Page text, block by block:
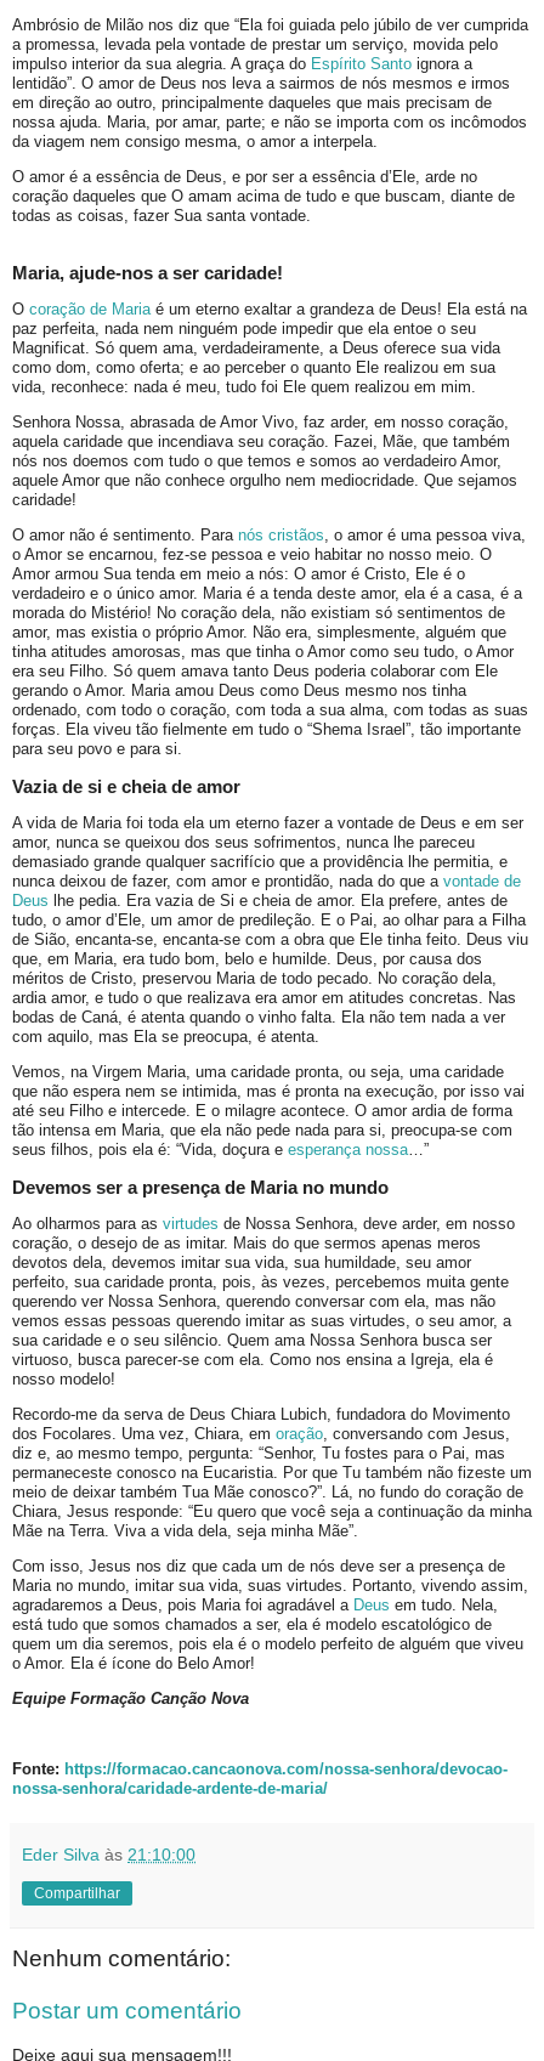
Ambrósio de Milão nos diz que “Ela foi guiada pelo júbilo de ver cumprida
a promessa, levada pela vontade de prestar um serviço, movida pelo
impulso interior da sua alegria. A graça do Espírito Santo ignora a
lentidão”. O amor de Deus nos leva a sairmos de nós mesmos e irmos
em direção ao outro, principalmente daqueles que mais precisam de
nossa ajuda. Maria, por amar, parte; e não se importa com os incômodos
da viagem nem consigo mesma, o amor a interpela.
O amor é a essência de Deus, e por ser a essência d’Ele, arde no
coração daqueles que O amam acima de tudo e que buscam, diante de
todas as coisas, fazer Sua santa vontade.
Maria, ajude-nos a ser caridade!
O coração de Maria é um eterno exaltar a grandeza de Deus! Ela está na
paz perfeita, nada nem ninguém pode impedir que ela entoe o seu
Magnificat. Só quem ama, verdadeiramente, a Deus oferece sua vida
como dom, como oferta; e ao perceber o quanto Ele realizou em sua
vida, reconhece: nada é meu, tudo foi Ele quem realizou em mim.
Senhora Nossa, abrasada de Amor Vivo, faz arder, em nosso coração,
aquela caridade que incendiava seu coração. Fazei, Mãe, que também
nós nos doemos com tudo o que temos e somos ao verdadeiro Amor,
aquele Amor que não conhece orgulho nem mediocridade. Que sejamos
caridade!
O amor não é sentimento. Para nós cristãos , o amor é uma pessoa viva,
o Amor se encarnou, fez-se pessoa e veio habitar no nosso meio. O
Amor armou Sua tenda em meio a nós: O amor é Cristo, Ele é o
verdadeiro e o único amor. Maria é a tenda deste amor, ela é a casa, é a
morada do Mistério! No coração dela, não existiam só sentimentos de
amor, mas existia o próprio Amor. Não era, simplesmente, alguém que
tinha atitudes amorosas, mas que tinha o Amor como seu tudo, o Amor
era seu Filho. Só quem amava tanto Deus poderia colaborar com Ele
gerando o Amor. Maria amou Deus como Deus mesmo nos tinha
ordenado, com todo o coração, com toda a sua alma, com todas as suas
forças. Ela viveu tão fielmente em tudo o “Shema Israel”, tão importante
para seu povo e para si.
Vazia de si e cheia de amor
A vida de Maria foi toda ela um eterno fazer a vontade de Deus e em ser
amor, nunca se queixou dos seus sofrimentos, nunca lhe pareceu
demasiado grande qualquer sacrifício que a providência lhe permitia, e
nunca deixou de fazer, com amor e prontidão, nada do que a vontade de
Deus lhe pedia. Era vazia de Si e cheia de amor. Ela prefere, antes de
tudo, o amor d’Ele, um amor de predileção. E o Pai, ao olhar para a Filha
de Sião, encanta-se, encanta-se com a obra que Ele tinha feito. Deus viu
que, em Maria, era tudo bom, belo e humilde. Deus, por causa dos
méritos de Cristo, preservou Maria de todo pecado. No coração dela,
ardia amor, e tudo o que realizava era amor em atitudes concretas. Nas
bodas de Caná, é atenta quando o vinho falta. Ela não tem nada a ver
com aquilo, mas Ela se preocupa, é atenta.
Vemos, na Virgem Maria, uma caridade pronta, ou seja, uma caridade
que não espera nem se intimida, mas é pronta na execução, por isso vai
até seu Filho e intercede. E o milagre acontece. O amor ardia de forma
tão intensa em Maria, que ela não pede nada para si, preocupa-se com
seus filhos, pois ela é: “Vida, doçura e esperança nossa …”
Devemos ser a presença de Maria no mundo
Ao olharmos para as virtudes de Nossa Senhora, deve arder, em nosso
coração, o desejo de as imitar. Mais do que sermos apenas meros
devotos dela, devemos imitar sua vida, sua humildade, seu amor
perfeito, sua caridade pronta, pois, às vezes, percebemos muita gente
querendo ver Nossa Senhora, querendo conversar com ela, mas não
vemos essas pessoas querendo imitar as suas virtudes, o seu amor, a
sua caridade e o seu silêncio. Quem ama Nossa Senhora busca ser
virtuoso, busca parecer-se com ela. Como nos ensina a Igreja, ela é
nosso modelo!
Recordo-me da serva de Deus Chiara Lubich, fundadora do Movimento
dos Focolares. Uma vez, Chiara, em oração , conversando com Jesus,
diz e, ao mesmo tempo, pergunta: “Senhor, Tu fostes para o Pai, mas
permaneceste conosco na Eucaristia. Por que Tu também não fizeste um
meio de deixar também Tua Mãe conosco?”. Lá, no fundo do coração de
Chiara, Jesus responde: “Eu quero que você seja a continuação da minha
Mãe na Terra. Viva a vida dela, seja minha Mãe”.
Com isso, Jesus nos diz que cada um de nós deve ser a presença de
Maria no mundo, imitar sua vida, suas virtudes. Portanto, vivendo assim,
agradaremos a Deus, pois Maria foi agradável a Deus em tudo. Nela,
está tudo que somos chamados a ser, ela é modelo escatológico de
quem um dia seremos, pois ela é o modelo perfeito de alguém que viveu
o Amor. Ela é ícone do Belo Amor!
Equipe Formação Canção Nova
Fonte: https://formacao.cancaonova.com/nossa-senhora/devocao-
nossa-senhora/caridade-ardente-de-maria/
Eder Silva às 21:10:00
Compartilhar
Nenhum comentário:
Postar um comentário
Deixe aqui sua mensagem!!!